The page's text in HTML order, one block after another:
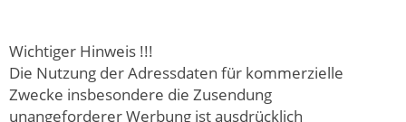
Wichtiger Hinweis !!!
Die Nutzung der Adressdaten für kommerzielle
Zwecke insbesondere die Zusendung
unangeforderer Werbung ist ausdrücklich